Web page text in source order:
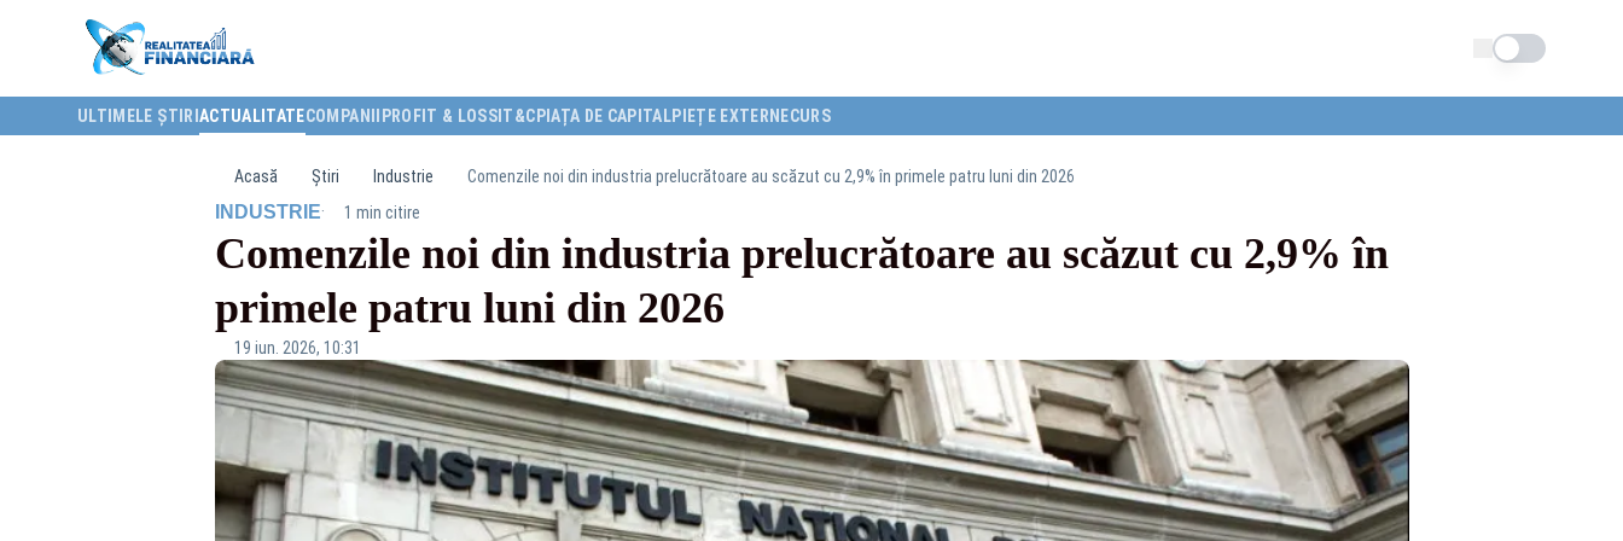
Schimba tema
ULTIMELE ȘTIRI ACTUALITATECOMPANII PROFIT & LOSS IT&C PIAȚA DE CAPITALPIEȚE EXTERNECURS
Acasă Știri Industrie Comenzile noi din industria prelucrătoare au scăzut cu 2,9% în primele patru luni din 2026
INDUSTRIE· 1 min citire
Comenzile noi din industria prelucrătoare au scăzut cu 2,9% în
primele patru luni din 2026
19 iun. 2026, 10:31